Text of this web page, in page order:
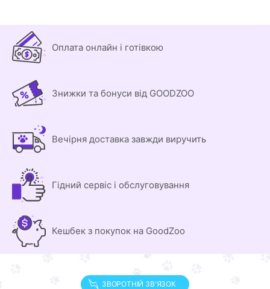
Оплата онлайн і готівкою
Знижки та бонуси від GOODZOO
Вечірня доставка завжди виручить
Гідний сервіс і обслуговування
Кешбек з покупок на GoodZoo
ЗВОРОТНІЙ ЗВ'ЯЗОК